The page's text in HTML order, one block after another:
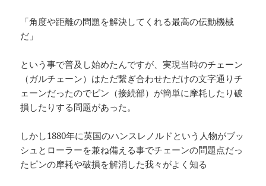
「角度や距離の問題を解決してくれる最高の伝動機械
だ」
という事で普及し始めたんですが、実現当時のチェーン
（ガルチェーン）はただ繋ぎ合わせただけの文字通りチ
ェーンだったのでピン（接続部）が簡単に摩耗したり破
損したりする問題があった。
しかし1880年に英国のハンスレノルドという人物がブッ
シュとローラーを兼ね備える事でチェーンの問題点だっ
たピンの摩耗や破損を解消した我々がよく知る